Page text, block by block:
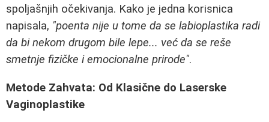
spoljašnjih očekivanja. Kako je jedna korisnica
napisala, "poenta nije u tome da se labioplastika radi
da bi nekom drugom bile lepe... već da se reše
smetnje fizičke i emocionalne prirode".
Metode Zahvata: Od Klasične do Laserske
Vaginoplastike